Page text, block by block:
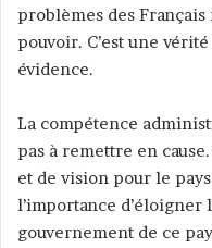
problèmes des Français
pouvoir. C’est une
évidence.
La compétence
pas à remettre en
et de vision pour le
l’importance
gouvernement de ce